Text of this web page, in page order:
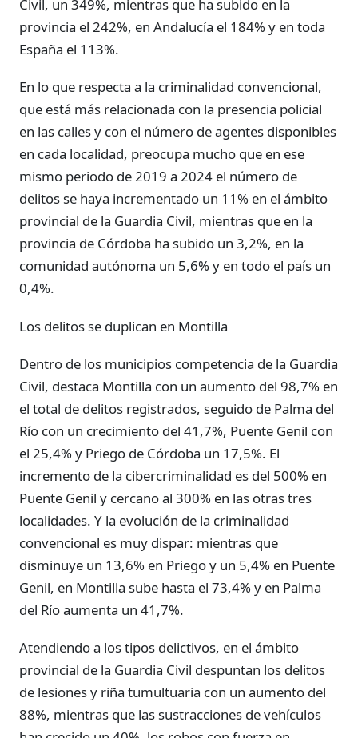
Civil, un 349%, mientras que ha subido en la
provincia el 242%, en Andalucía el 184% y en toda
España el 113%.
En lo que respecta a la criminalidad convencional,
que está más relacionada con la presencia policial
en las calles y con el número de agentes disponibles
en cada localidad, preocupa mucho que en ese
mismo periodo de 2019 a 2024 el número de
delitos se haya incrementado un 11% en el ámbito
provincial de la Guardia Civil, mientras que en la
provincia de Córdoba ha subido un 3,2%, en la
comunidad autónoma un 5,6% y en todo el país un
0,4%.
Los delitos se duplican en Montilla
Dentro de los municipios competencia de la Guardia
Civil, destaca Montilla con un aumento del 98,7% en
el total de delitos registrados, seguido de Palma del
Río con un crecimiento del 41,7%, Puente Genil con
el 25,4% y Priego de Córdoba un 17,5%. El
incremento de la cibercriminalidad es del 500% en
Puente Genil y cercano al 300% en las otras tres
localidades. Y la evolución de la criminalidad
convencional es muy dispar: mientras que
disminuye un 13,6% en Priego y un 5,4% en Puente
Genil, en Montilla sube hasta el 73,4% y en Palma
del Río aumenta un 41,7%.
Atendiendo a los tipos delictivos, en el ámbito
provincial de la Guardia Civil despuntan los delitos
de lesiones y riña tumultuaria con un aumento del
88%, mientras que las sustracciones de vehículos